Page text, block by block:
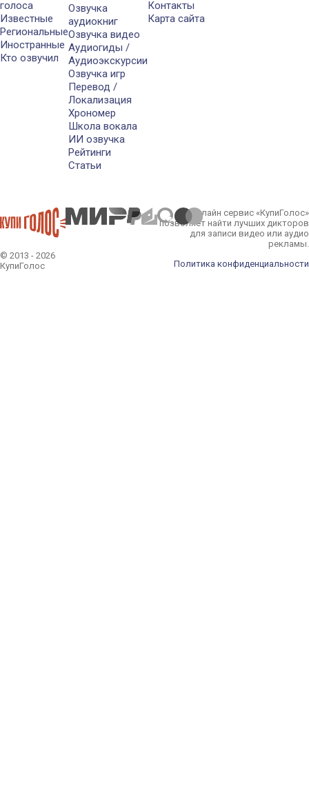
голоса
Известные
Региональные
Иностранные
Кто озвучил
Озвучка
аудиокниг
Озвучка видео
Аудиогиды /
Аудиоэкскурсии
Озвучка игр
Перевод /
Локализация
Хрономер
Школа вокала
ИИ озвучка
Рейтинги
Статьи
Контакты
Карта сайта
© 2013 - 2026
КупиГолос
Онлайн сервис «КупиГолос»
позволяет найти лучших дикторов
для записи видео или аудио
рекламы.
Политика конфиденциальности